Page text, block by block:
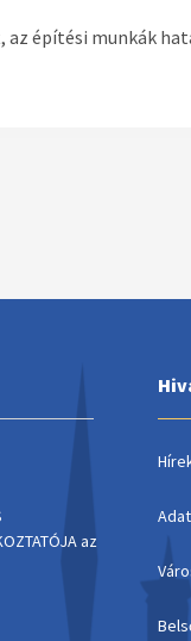
az építési munkák
az